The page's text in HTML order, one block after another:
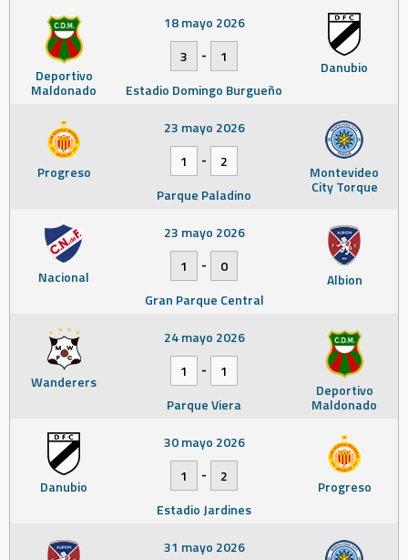
Deportivo
Maldonado
Danubio
18 mayo 2026
3
-
1
Estadio Domingo Burgueño
Progreso Montevideo
City Torque
23 mayo 2026
1
-
2
Parque Paladino
Nacional Albion
23 mayo 2026
1
-
0
Gran Parque Central
Wanderers Deportivo
Maldonado
24 mayo 2026
1
-
1
Parque Viera
Danubio Progreso
30 mayo 2026
1
-
2
Estadio Jardines
31 mayo 2026